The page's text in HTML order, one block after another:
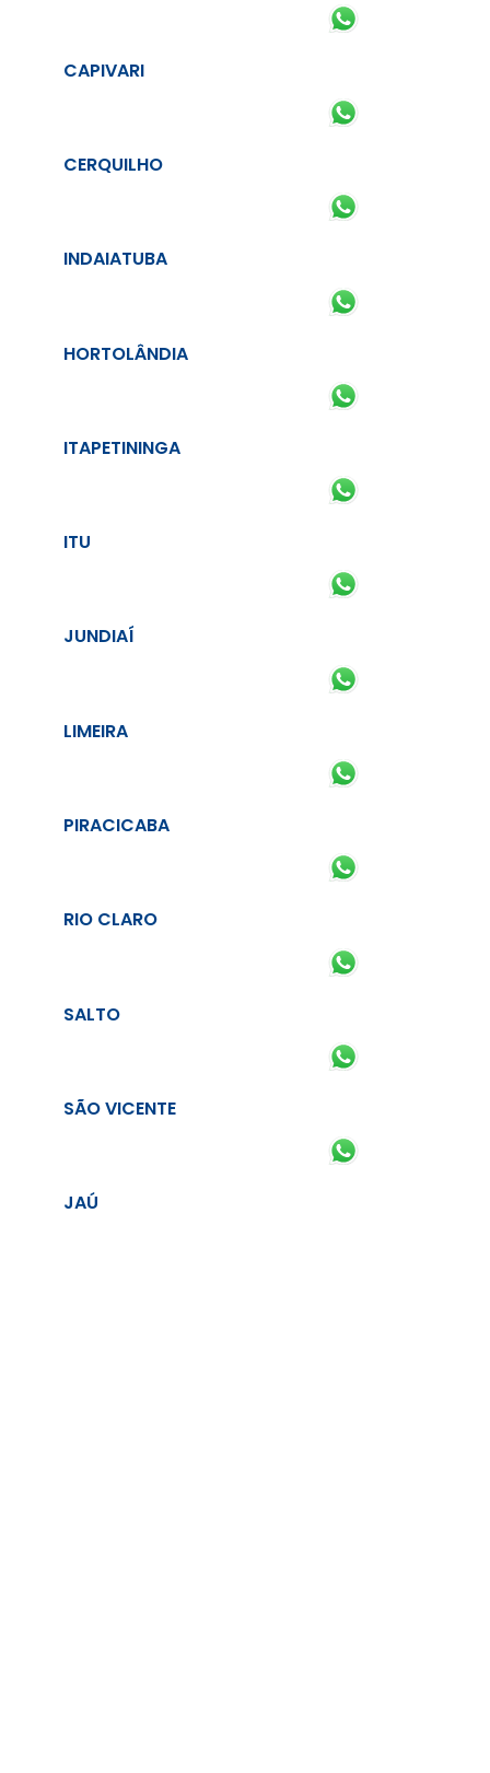
CAPIVARI
CERQUILHO
INDAIATUBA
HORTOLÂNDIA
ITAPETININGA
ITU
JUNDIAÍ
LIMEIRA
PIRACICABA
RIO CLARO
SALTO
SÃO VICENTE
JAÚ